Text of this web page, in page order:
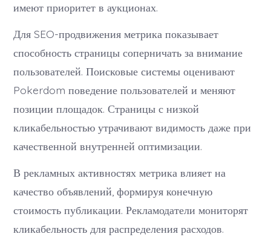
имеют приоритет в аукционах.
Для SEO-продвижения метрика показывает
способность страницы соперничать за внимание
пользователей. Поисковые системы оценивают
Pokerdom поведение пользователей и меняют
позиции площадок. Страницы с низкой
кликабельностью утрачивают видимость даже при
качественной внутренней оптимизации.
В рекламных активностях метрика влияет на
качество объявлений, формируя конечную
стоимость публикации. Рекламодатели мониторят
кликабельность для распределения расходов.